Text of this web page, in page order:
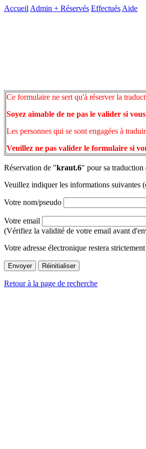
Accueil Admin + Réservés Effectués Aide
Ce formulaire ne sert qu'à réserver la
Soyez aimable de ne pas le valider si
Les personnes qui se sont engagées à
Veuillez ne pas valider le formulaire si
Réservation de "kraut.6" pour sa traduction
Veuillez indiquer les informations suivantes
Votre nom/pseudo
Votre email
(Vérifiez la validité de votre email avant
Votre adresse électronique restera
Retour à la page de recherche